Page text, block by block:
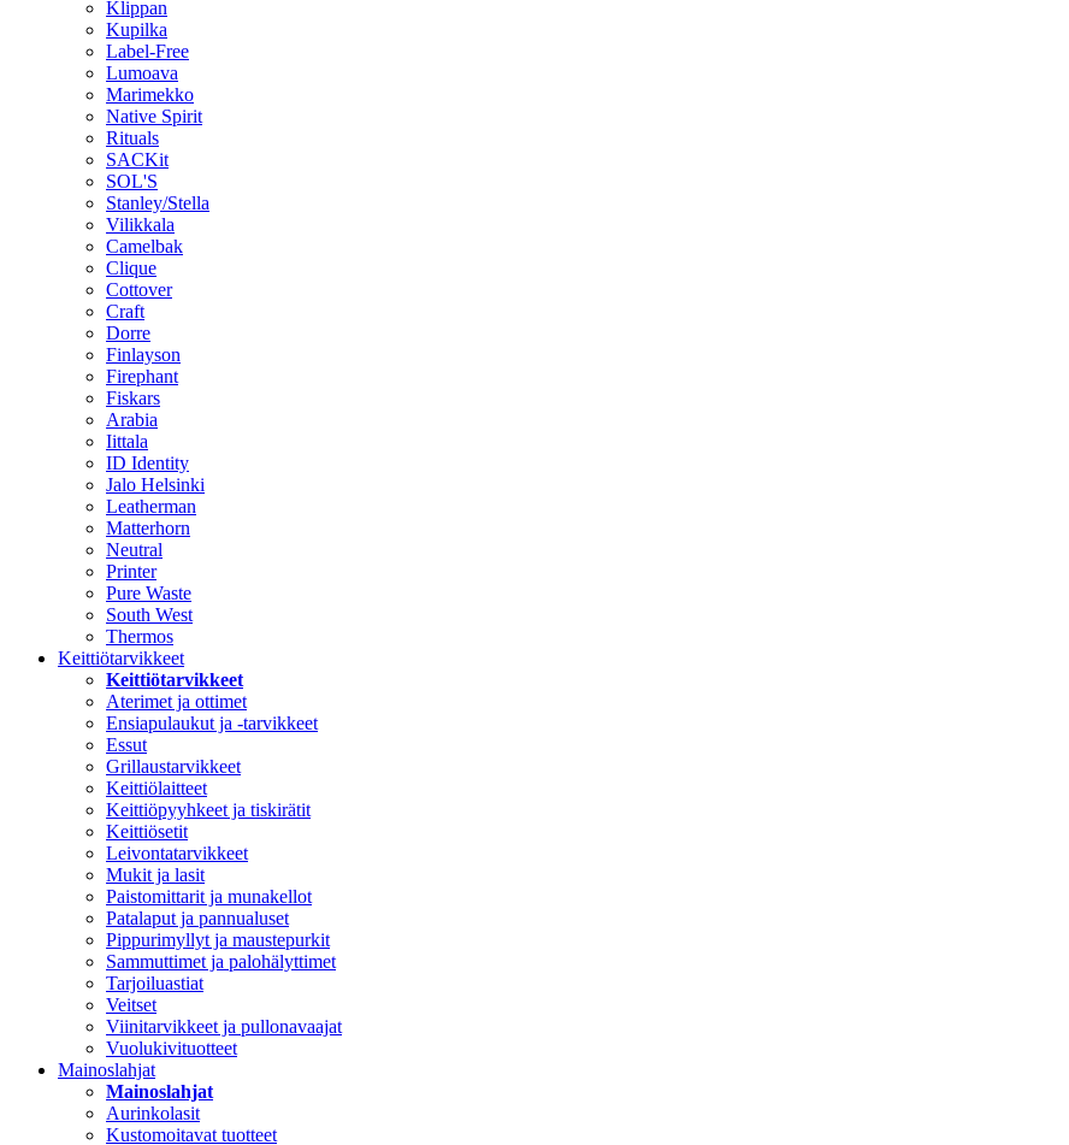
Klippan
Kupilka
Label-Free
Lumoava
Marimekko
Native Spirit
Rituals
SACKit
SOL'S
Stanley/Stella
Vilikkala
Camelbak
Clique
Cottover
Craft
Dorre
Finlayson
Firephant
Fiskars
Arabia
Iittala
ID Identity
Jalo Helsinki
Leatherman
Matterhorn
Neutral
Printer
Pure Waste
South West
Thermos
Keittiötarvikkeet
Keittiötarvikkeet
Aterimet ja ottimet
Ensiapulaukut ja -tarvikkeet
Essut
Grillaustarvikkeet
Keittiölaitteet
Keittiöpyyhkeet ja tiskirätit
Keittiösetit
Leivontatarvikkeet
Mukit ja lasit
Paistomittarit ja munakellot
Patalaput ja pannualuset
Pippurimyllyt ja maustepurkit
Sammuttimet ja palohälyttimet
Tarjoiluastiat
Veitset
Viinitarvikkeet ja pullonavaajat
Vuolukivituotteet
Mainoslahjat
Mainoslahjat
Aurinkolasit
Kustomoitavat tuotteet